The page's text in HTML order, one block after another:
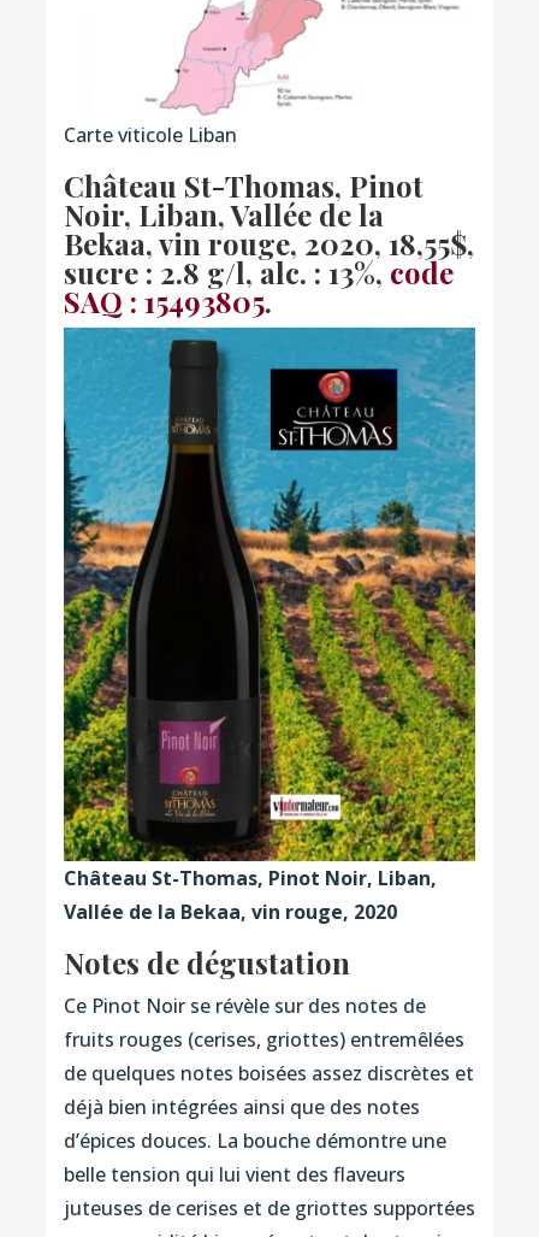
Carte viticole Liban
Château St-Thomas, Pinot
Noir, Liban, Vallée de la
Bekaa, vin rouge, 2020, 18,55$,
sucre : 2.8 g/l, alc. : 13%, code
SAQ : 15493805.
Château St-Thomas, Pinot Noir, Liban,
Vallée de la Bekaa, vin rouge, 2020
Notes de dégustation
Ce Pinot Noir se révèle sur des notes de
fruits rouges (cerises, griottes) entremêlées
de quelques notes boisées assez discrètes et
déjà bien intégrées ainsi que des notes
d’épices douces. La bouche démontre une
belle tension qui lui vient des flaveurs
juteuses de cerises et de griottes supportées